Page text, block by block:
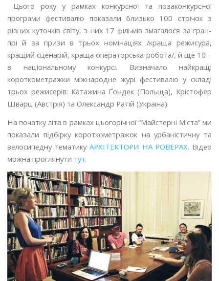
Цього року у рамках конкурсної та позаконкурсної
програми фестивалю показали близько 100 стрічок з
різних куточків світу, з них 17 фільмів змагалося за гран-
прі й за призи в трьох номінаціях /краща режисура,
кращий сценарій, краща операторська робота/, й ще 10 –
в національному конкурсі. Визначало найкращі
короткометражки міжнародне журі фестивалю у складі
трьох режисерів: Катaжина Ґондек (Польща), Крістофер
Шварц (Австрія) та Олександр Ратій (Україна).
На початку літа в рамках цьогорічної “Майстерні Міста” ми
показали підбірку короткометражок на урбаністичну та
велосипедну тематикуАРХІТЕКТОРИ НА РОВЕРАХ. Відео
можна проглянути тут.